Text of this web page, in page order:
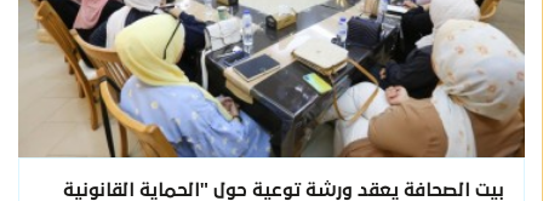
بيت الصحافة يعقد ورشة توعية حول "الحماية القانونية